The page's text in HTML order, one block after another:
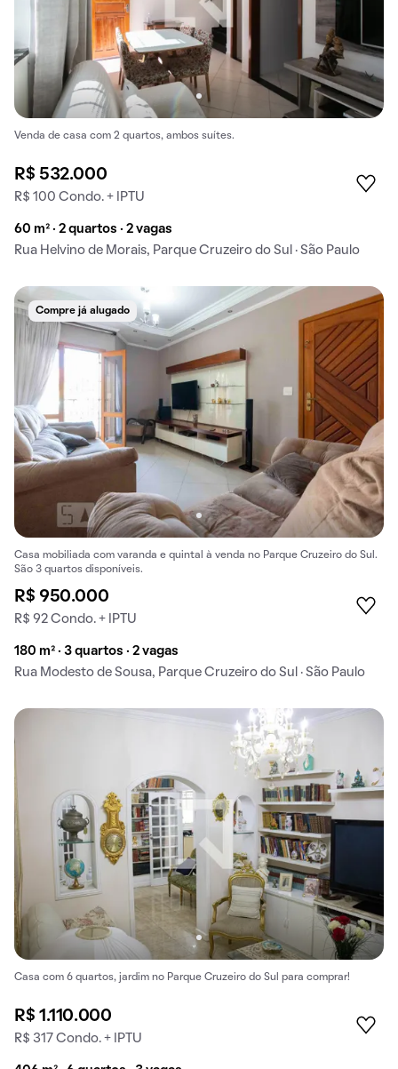
Venda de casa com 2 quartos, ambos suítes.
R$ 532.000
R$ 100 Condo. + IPTU
60 m² · 2 quartos · 2 vagas
Rua Helvino de Morais, Parque Cruzeiro do Sul · São Paulo
Compre já alugado
Casa mobiliada com varanda e quintal à venda no Parque Cruzeiro do Sul.
São 3 quartos disponíveis.
R$ 950.000
R$ 92 Condo. + IPTU
180 m² · 3 quartos · 2 vagas
Rua Modesto de Sousa, Parque Cruzeiro do Sul · São Paulo
Casa com 6 quartos, jardim no Parque Cruzeiro do Sul para comprar!
R$ 1.110.000
R$ 317 Condo. + IPTU